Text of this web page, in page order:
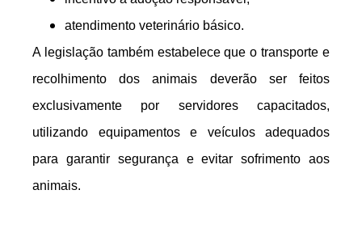
atendimento veterinário básico.
A legislação também estabelece que o transporte e
recolhimento dos animais deverão ser feitos
exclusivamente por servidores capacitados,
utilizando equipamentos e veículos adequados
para garantir segurança e evitar sofrimento aos
animais.